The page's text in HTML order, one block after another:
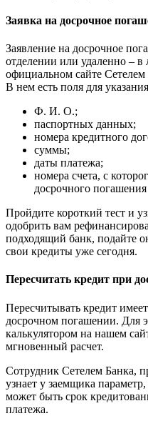
Заявка на досрочное
Заявление на досрочное
отделении или удаленно – в
официальном сайте Сетелем
В нем есть поля для
Ф. И. О.;
паспортных данных;
номера кредитного
суммы;
даты платежа;
номера счета, с
досрочного погашения
Пройдите короткий тест и
одобрить вам
подходящий банк, подайте
свои кредиты уже сегодня.
Пересчитать кредит при
Пересчитывать кредит
досрочном погашении. Для
калькулятором на нашем
мгновенный расчет.
Сотрудник Сетелем Банка,
узнает у заемщика
может быть срок
платежа.